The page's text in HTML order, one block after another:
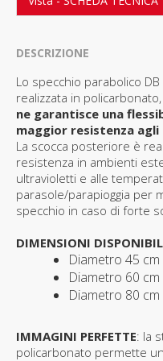
DESCRIZIONE
Lo specchio parabolico
realizzata in policarbonato,
ne garantisce una
maggior resistenza
La scocca posteriore è
resistenza in ambienti
ultravioletti e alle
parasole/parapioggia per
specchio in caso di forte
DIMENSIONI
Diametro 45 cm
Diametro 60 cm
Diametro 80 cm
IMMAGINI PERFETTE: la
policarbonato permette